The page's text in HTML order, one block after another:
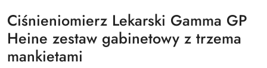
Ciśnieniomierz Lekarski Gamma GP
Heine zestaw gabinetowy z trzema
mankietami